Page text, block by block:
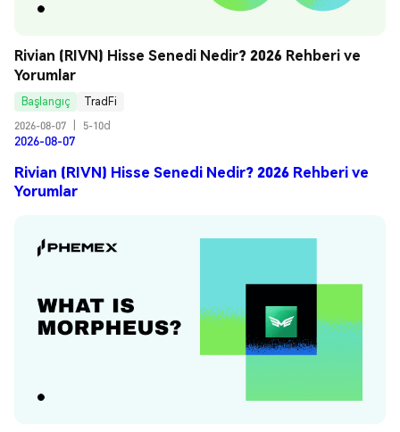
Rivian (RIVN) Hisse Senedi Nedir? 2026 Rehberi ve
Yorumlar
Başlangıç
TradFi
2026-08-07
5-10d
2026-08-07
Rivian (RIVN) Hisse Senedi Nedir? 2026 Rehberi ve
Yorumlar